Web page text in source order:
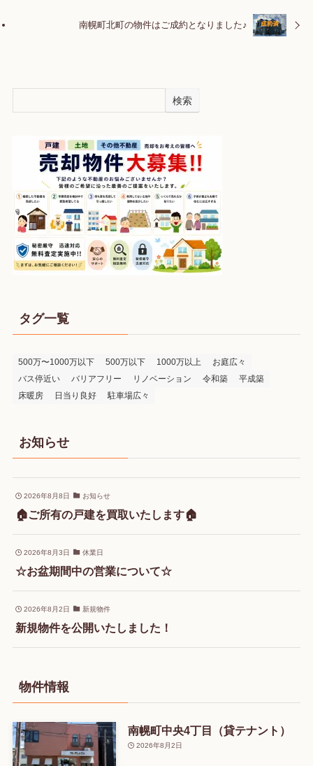
南幌町北町の物件はご成約となりました♪
検索
タグ一覧
500万〜1000万以下 500万以下 1000万以上
お庭広々
バス停近い
バリアフリー リノベーション 令和築
平成築
床暖房
日当り良好 駐車場広々
お知らせ
2026年8月8日 お知らせ
🏠ご所有の戸建を買取いたします🏠
2026年8月3日 休業日
☆お盆期間中の営業について☆
2026年8月2日 新規物件
新規物件を公開いたしました！
物件情報
南幌町中央4丁目（貸テナント）
2026年8月2日